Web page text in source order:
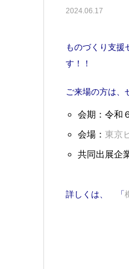
2024.06.17
ものづくり支援
す！！
ご来場の方は、
会期：令和
会場： 東京
共同出展企
詳しくは、 「